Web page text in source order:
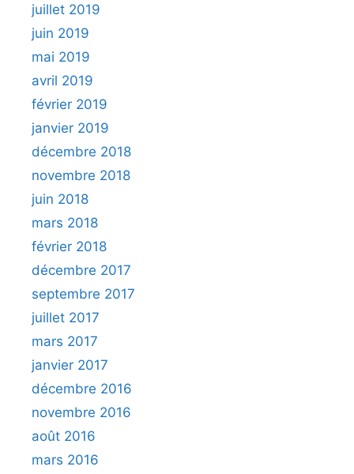
juillet 2019
juin 2019
mai 2019
avril 2019
février 2019
janvier 2019
décembre 2018
novembre 2018
juin 2018
mars 2018
février 2018
décembre 2017
septembre 2017
juillet 2017
mars 2017
janvier 2017
décembre 2016
novembre 2016
août 2016
mars 2016